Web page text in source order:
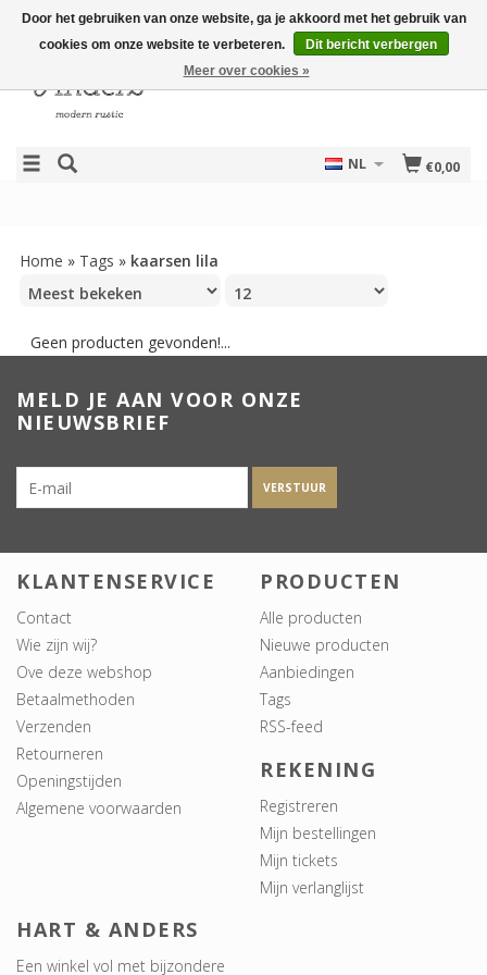
€0,00
NL
Home » Tags » kaarsen lila
Geen producten gevonden!...
MELD JE AAN VOOR ONZE
NIEUWSBRIEF
VERSTUUR
KLANTENSERVICE
Contact
Wie zijn wij?
Ove deze webshop
Betaalmethoden
Verzenden
Retourneren
Openingstijden
Algemene voorwaarden
PRODUCTEN
Alle producten
Nieuwe producten
Aanbiedingen
Tags
RSS-feed
REKENING
Registreren
Mijn bestellingen
Mijn tickets
Mijn verlanglijst
HART & ANDERS
Een winkel vol met bijzondere
Door het gebruiken van onze website, ga je akkoord met het gebruik van
cookies om onze website te verbeteren.
Dit bericht verbergen
Meer over cookies »